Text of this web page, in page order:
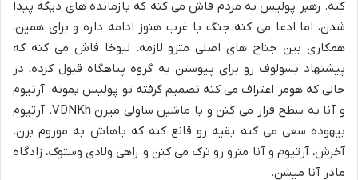
کنه. رهبر پولیس به مردم فاش می کنه که بازمانده های دیگه پیدا
شدن، اما ادعا می کنه جنگ با غرب هنوز ادامه داره و برای همین،
همکاری بین جناح های اصلی مترو لازمه. لیوخا فاش می کنه که
پیشنهاد بسولوف رو برای پیوستن به گروه پناهگاه قبول کرده، در
حالی که هومر اعتراف می کنه تصمیم گرفته تو پولیس بمونه. آرتیوم
و آنا به سطح فرار می کنن و با ماشین ساولی میرن VDNKh. آرتیوم
بیهوده سعی می کنه بقیه رو قانع کنه که باهاش به موروم برن.
آخرش، آرتیوم و آنا مترو رو ترک می کنن و راهی ولادی وستوک، زادگاه
مادر آنا میشن.